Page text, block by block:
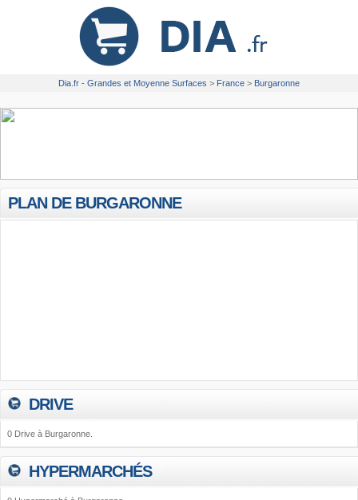
Dia.fr - Grandes et Moyenne Surfaces > France > Burgaronne
PLAN DE BURGARONNE
DRIVE
0 Drive à Burgaronne.
HYPERMARCHÉS